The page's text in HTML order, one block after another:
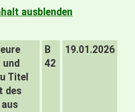
ausblenden
und
Titel
des
B
42
19.01.2026